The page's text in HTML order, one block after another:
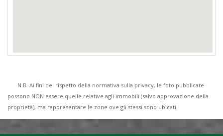
N.B. Ai fini del rispetto della normativa sulla privacy, le foto pubblicate
possono NON essere quelle relative agli immobili (salvo approvazione della
proprietà), ma rappresentare le zone ove gli stessi sono ubicati.